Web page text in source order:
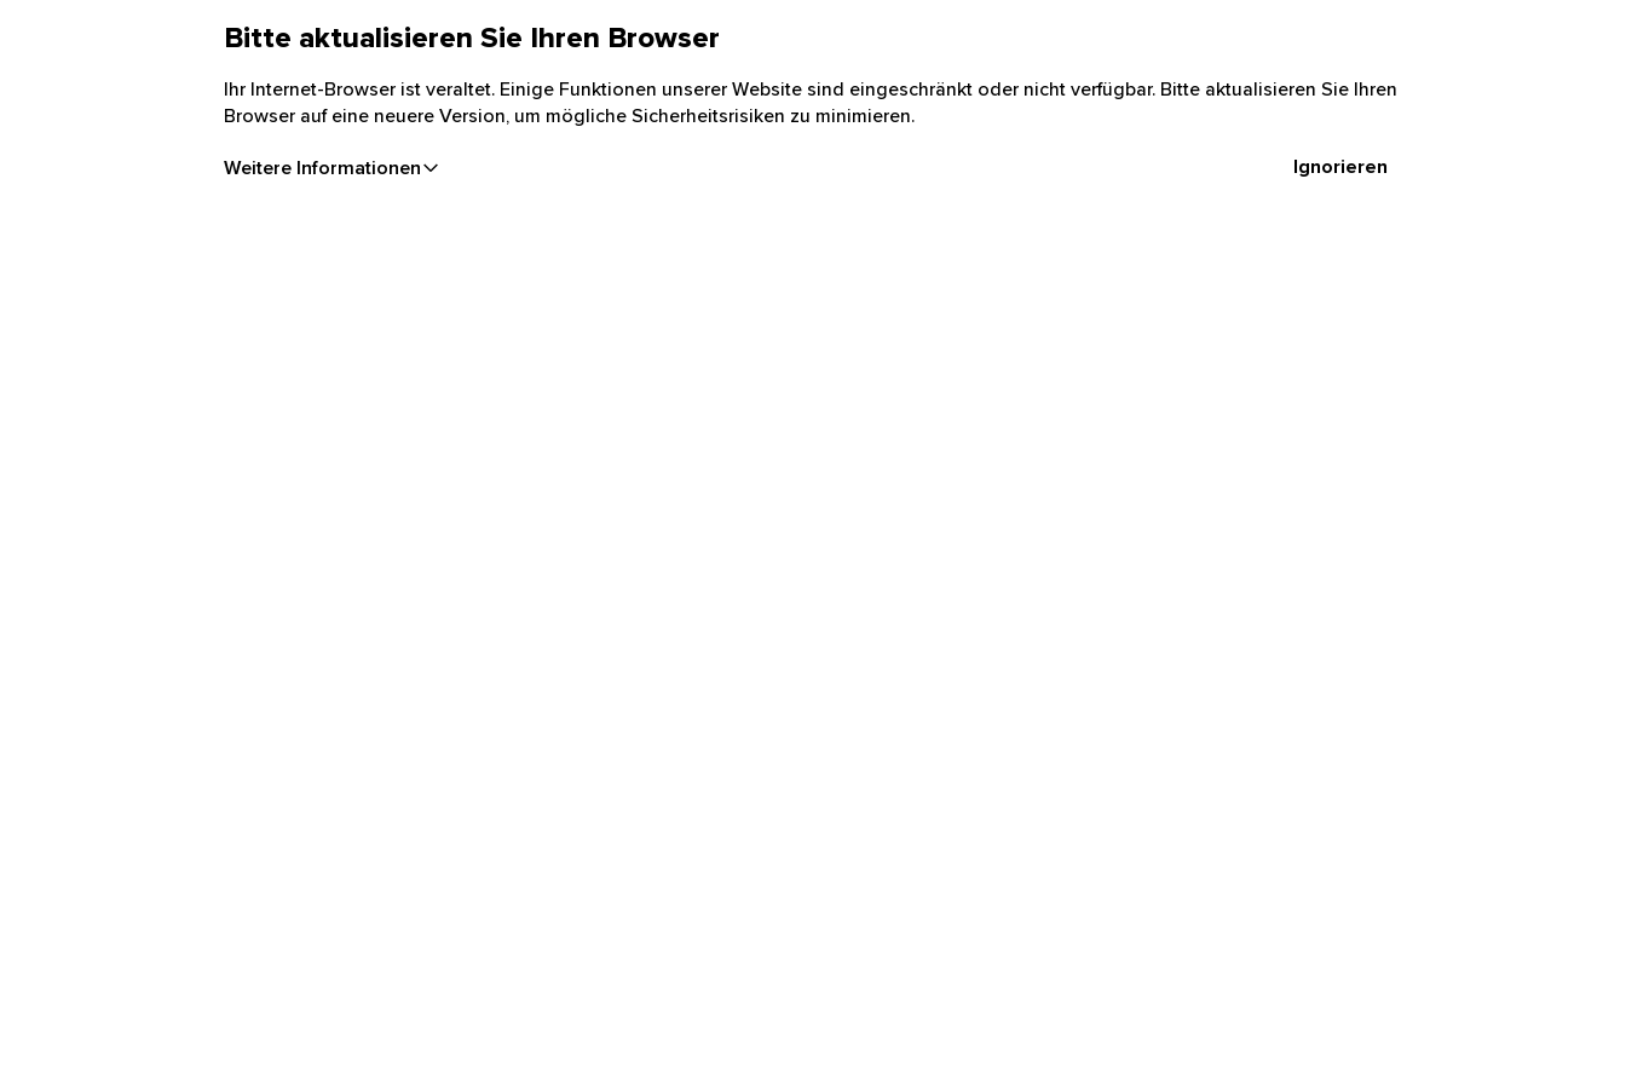
Bitte aktualisieren Sie Ihren Browser
Ihr Internet-Browser ist veraltet. Einige Funktionen unserer Website sind eingeschränkt oder nicht verfügbar. Bitte aktualisieren Sie Ihren
Browser auf eine neuere Version, um mögliche Sicherheitsrisiken zu minimieren.
Weitere Informationen Ignorieren